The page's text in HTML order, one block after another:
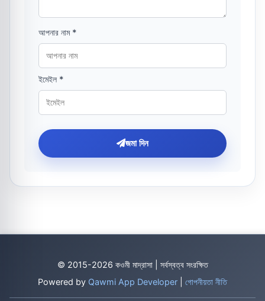
আপনার নাম *
ইমেইল *
জমা দিন
© 2015-2026 কওমী মাদ্রাসা | সর্বস্বত্ব সংরক্ষিত
Powered by Qawmi App Developer গোপনীয়তা নীতি